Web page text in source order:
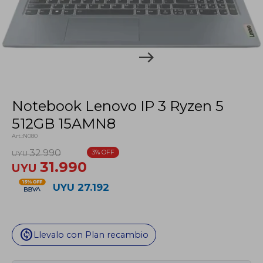
Notebook Lenovo IP 3 Ryzen 5
512GB 15AMN8
N080
UYU 31.990
UYU 32.990 3
UYU 27.192
change_circle Llevalo con Plan recambio